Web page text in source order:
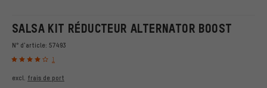
SALSA KIT RÉDUCTEUR ALTERNATOR BOOST
N° d'article: 57493
1
excl. frais de port